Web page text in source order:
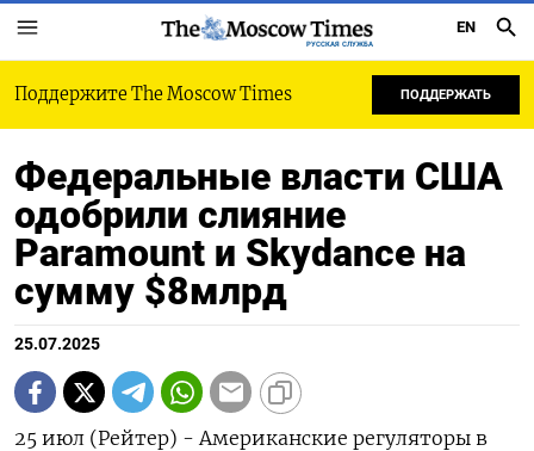
РУССКАЯ СЛУЖБА
EN
Поддержите The Moscow Times ПОДДЕРЖАТЬ
Федеральные власти США
одобрили слияние
Paramount и Skydance на
сумму $8млрд
25.07.2025
25 июл (Рейтер) - Американские регуляторы в